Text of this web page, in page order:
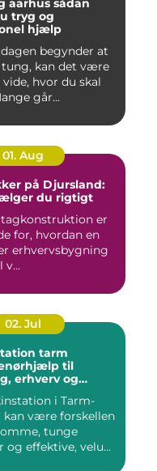
sådan
tryg og
hjælp
begynder at
kan det være
hvor du skal
går...
01. Aug
på Djursland:
du rigtigt
tagkonstruktion er
for, hvordan en
erhvervsbygning
v...
02. Jul
tarm
til
erhverv og
i Tarm-
kan være forskellen
tunge
og effektive, velu...